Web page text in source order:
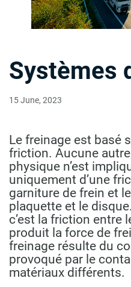
Systèmes
15 June, 2023
Le freinage est basé
friction. Aucune
physique n’est
uniquement d’une
garniture de frein et
plaquette et le
c’est la friction entre
produit la force de
freinage résulte du
provoqué par le
matériaux différents.